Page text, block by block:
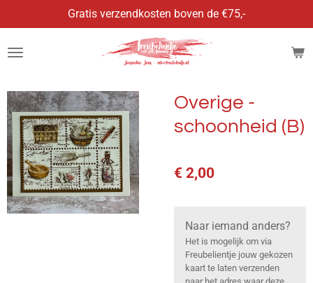
direct
naar
Gratis verzendkosten boven de €75,-
Overige -
schoonheid (B)
€ 2,00
Naar iemand anders?
Het is mogelijk om via
Freubelientje jouw gekozen
kaart te laten verzenden